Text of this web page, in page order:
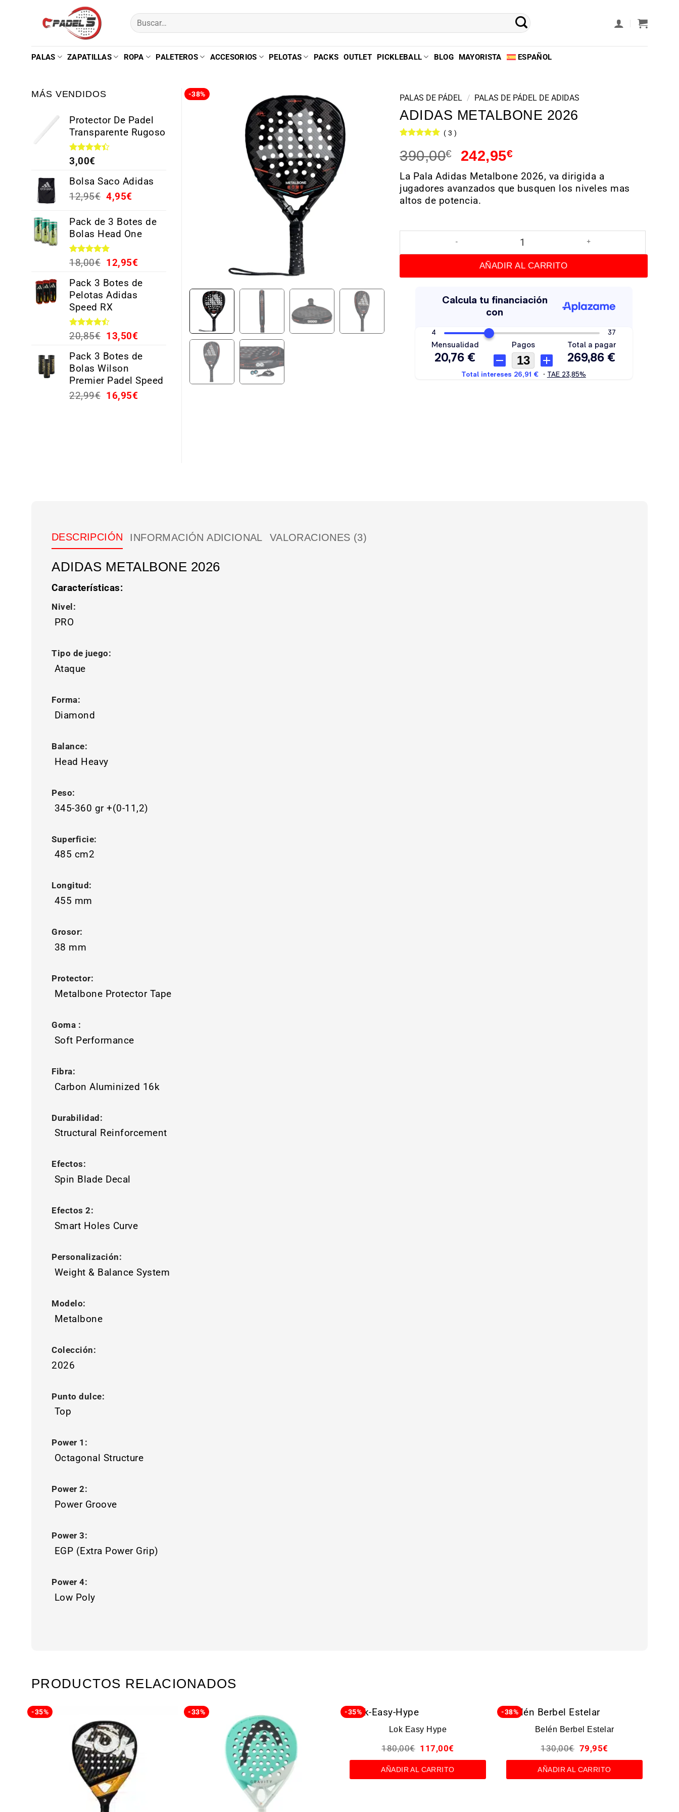
PALAS ZAPATILLAS ROPA PALETEROS ACCESORIOS PELOTAS PACKS OUTLET PICKLEBALL BLOG MAYORISTA ESPAÑOL
-38% PALAS DE PÁDEL / PALAS DE PÁDEL DE ADIDAS
ADIDAS METALBONE 2026
con5de 5
en base a
de clientes
3
390,00€ 242,95€
La Pala Adidas Metalbone 2026, va dirigida a
jugadores avanzados que busquen los niveles mas
altos de potencia.
AÑADIR AL CARRITO
MÁS VENDIDOS
Protector De Padel
Transparente Rugoso
Valorado
con 4.38
3,00€
Bolsa Saco Adidas
12,95€ 4,95€
Pack de 3 Botes de
Bolas Head One
Valorado
con 5.00
18,00€ 12,95€
Pack 3 Botes de
Pelotas Adidas
Speed RX
Valorado
con 4.44
20,85€ 13,50€
Pack 3 Botes de
Bolas Wilson
Premier Padel Speed
22,99€ 16,95€
DESCRIPCIÓN INFORMACIÓN ADICIONAL VALORACIONES (3)
ADIDAS METALBONE 2026
Características:
Nivel:
PRO
Tipo de juego:
Ataque
Forma:
Diamond
Balance:
Head Heavy
Peso:
345-360 gr +(0-11,2)
Superficie:
485 cm2
Longitud:
455 mm
Grosor:
38 mm
Protector:
Metalbone Protector Tape
Goma :
Soft Performance
Fibra:
Carbon Aluminized 16k
Durabilidad:
Structural Reinforcement
Efectos:
Spin Blade Decal
Efectos 2:
Smart Holes Curve
Personalización:
Weight & Balance System
Modelo:
Metalbone
Colección:
2026
Punto dulce:
Top
Power 1:
Octagonal Structure
Power 2:
Power Groove
Power 3:
EGP (Extra Power Grip)
Power 4:
Low Poly
PRODUCTOS RELACIONADOS
-35% -33% -35%
Lok Easy Hype
180,00€ 117,00€
AÑADIR AL CARRITO
-38%
Belén Berbel Estelar
130,00€ 79,95€
AÑADIR AL CARRITO